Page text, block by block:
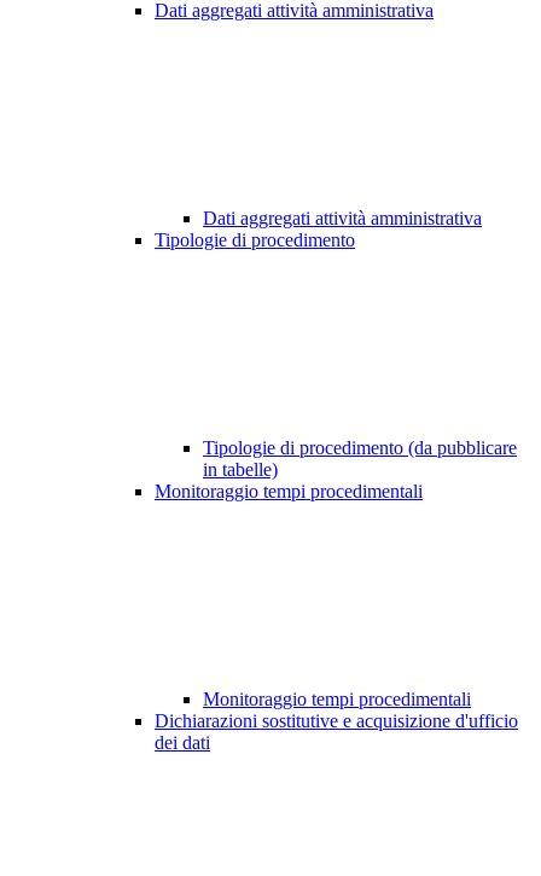
Dati aggregati attività amministrativa
Dati aggregati attività amministrativa
Tipologie di procedimento
Tipologie di procedimento (da pubblicare
in tabelle)
Monitoraggio tempi procedimentali
Monitoraggio tempi procedimentali
Dichiarazioni sostitutive e acquisizione d'ufficio
dei dati